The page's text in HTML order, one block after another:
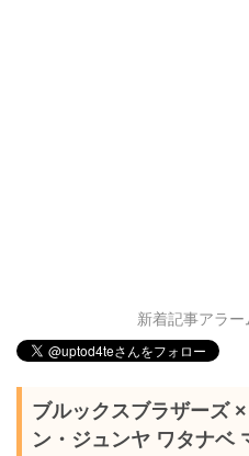
新着記事アラ
ブルックスブラザーズ
ン・ジュンヤ ワタナベ